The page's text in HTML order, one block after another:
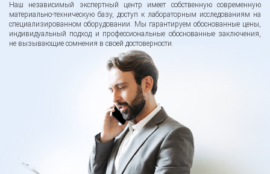
Наш независимый экспертный центр имеет собственную современную
материально-техническую базу, доступ к лабораторным исследованиям на
специализированном оборудовании. Мы гарантируем обоснованные цены,
индивидуальный подход и профессиональные обоснованные заключения,
не вызывающие сомнения в своей достоверности.